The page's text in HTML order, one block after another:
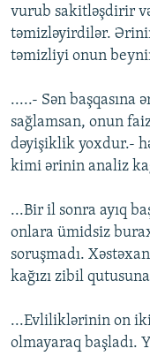
vurub sakitləşdirir
təmizləyirdilər.
təmizliyi onun
.....- Sən başqasına
sağlamsan, onun
dəyişiklik yoxdur.-
kimi ərinin analiz
...Bir il sonra ayıq
onlara ümidsiz
soruşmadı.
kağızı zibil
...Evliliklərinin on
olmayaraq başladı.